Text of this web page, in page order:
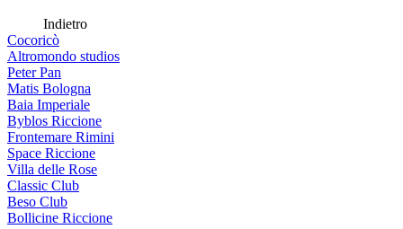
Indietro
Cocoricò
Altromondo studios
Peter Pan
Matis Bologna
Baia Imperiale
Byblos Riccione
Frontemare Rimini
Space Riccione
Villa delle Rose
Classic Club
Beso Club
Bollicine Riccione